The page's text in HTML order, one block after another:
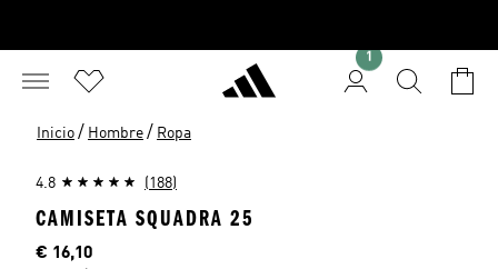
1
Inicio / Hombre / Ropa
4.8 (188)
CAMISETA SQUADRA 25
Precio actual
€ 16,10